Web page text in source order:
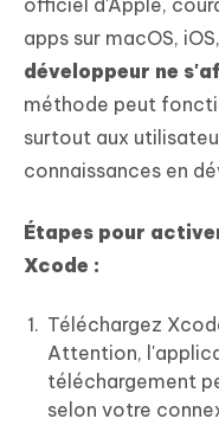
officiel d'Apple,
apps sur macOS,
développeur ne
méthode peut
surtout aux
connaissances en
Étapes pour
Xcode :
Téléchargez
Attention,
téléchargement
selon votre